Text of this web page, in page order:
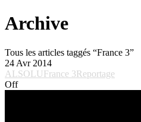
Archive
Tous les articles taggés “France 3”
24 Avr 2014
ALSOLUFrance 3Reportage
Off